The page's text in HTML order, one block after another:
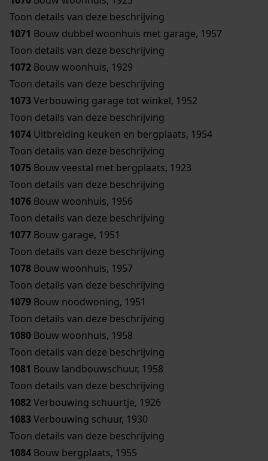
Toon details van deze beschrijving
1071 Bouw dubbel woonhuis met garage, 1957
Toon details van deze beschrijving
1072 Bouw woonhuis, 1929
Toon details van deze beschrijving
1073Verbouwing garage tot winkel, 1952
Toon details van deze beschrijving
1074 Uitbreiding keuken en bergplaats, 1954
Toon details van deze beschrijving
1075 Bouw veestal met bergplaats, 1923
Toon details van deze beschrijving
1076 Bouw woonhuis, 1956
Toon details van deze beschrijving
1077 Bouw garage, 1951
Toon details van deze beschrijving
1078 Bouw woonhuis, 1957
Toon details van deze beschrijving
1079 Bouw noodwoning, 1951
Toon details van deze beschrijving
1080 Bouw woonhuis, 1958
Toon details van deze beschrijving
1081 Bouw landbouwschuur, 1958
Toon details van deze beschrijving
1082Verbouwing schuurtje, 1926
1083Verbouwing schuur, 1930
Toon details van deze beschrijving
1084 Bouw bergplaats, 1955